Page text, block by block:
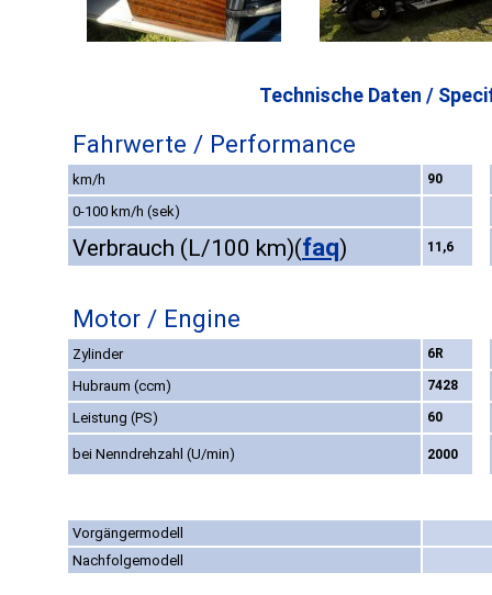
Technische Daten /
Fahrwerte / Performance
km/h 90
0-100 km/h (sek)
Verbrauch (L/100 km)(faq) 11,6
Motor / Engine
Zylinder 6R
Hubraum (ccm) 7428
Leistung (PS) 60
bei Nenndrehzahl (U/min) 2000
Vorgängermodell
Nachfolgemodell